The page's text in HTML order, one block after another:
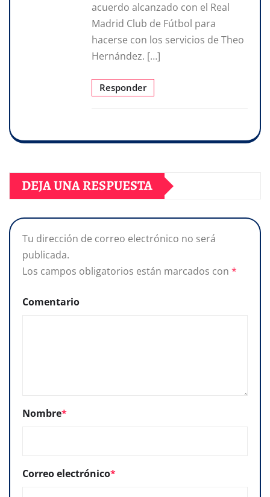
acuerdo alcanzado con el Real
Madrid Club de Fútbol para
hacerse con los servicios de Theo
Hernández. […]
Responder
DEJA UNA RESPUESTA
Tu dirección de correo electrónico no será
publicada.
Los campos obligatorios están marcados con *
Comentario
Nombre*
Correo electrónico*